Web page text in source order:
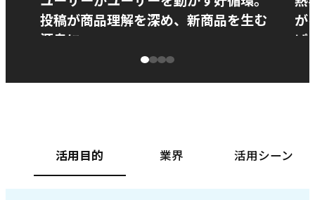
投稿が商品理解を深め、新商品を生む
源泉に
が
ぱ
活用目的 業界 活用シーン